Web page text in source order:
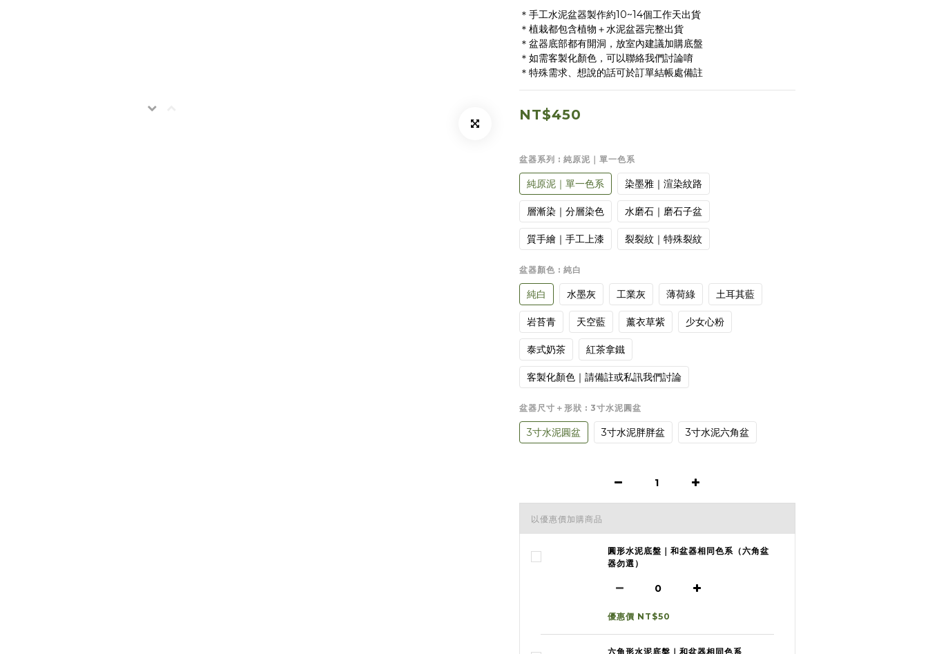
＊手工水泥盆器製作約10~14個工作天出貨
＊植栽都包含植物＋水泥盆器完整出貨
＊盆器底部都有開洞，放室內建議加購底盤
＊如需客製化顏色，可以聯絡我們討論唷
＊特殊需求、想說的話可於訂單結帳處備註
NT$450
盆器系列 : 純原泥｜單一色系
純原泥｜單一色系 染墨雅｜渲染紋路
層漸染｜分層染色 水磨石｜磨石子盆
質手繪｜手工上漆 裂裂紋｜特殊裂紋
盆器顏色 : 純白
純白 水墨灰 工業灰 薄荷綠 土耳其藍
岩苔青 天空藍 薰衣草紫 少女心粉
泰式奶茶 紅茶拿鐵
客製化顏色｜請備註或私訊我們討論
盆器尺寸＋形狀 : 3寸水泥圓盆
3寸水泥圓盆 3寸水泥胖胖盆 3寸水泥六角盆
以優惠價加購商品
圓形水泥底盤｜和盆器相同色系（六角盆
器勿選）
優惠價 NT$50
六角形水泥底盤｜和盆器相同色系